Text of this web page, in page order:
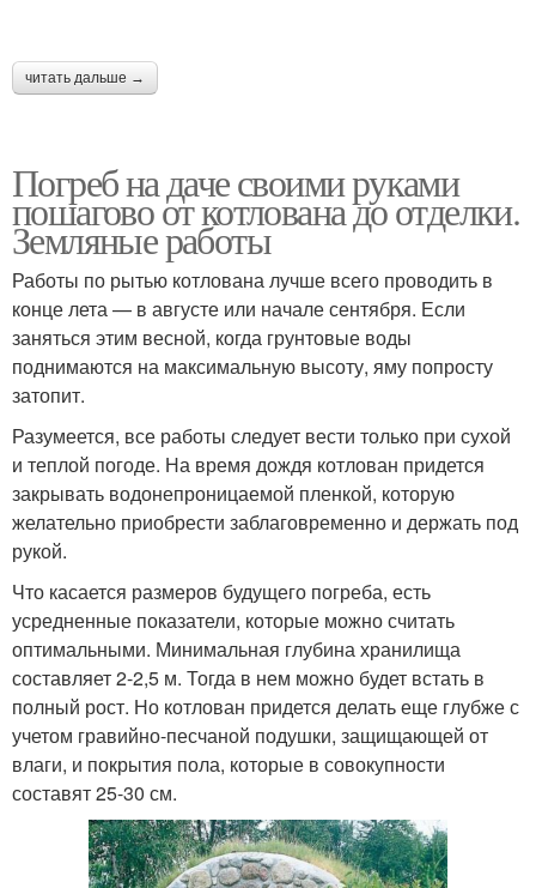
читать дальше →
Погреб на даче своими руками
пошагово от котлована до отделки.
Земляные работы
Работы по рытью котлована лучше всего проводить в
конце лета — в августе или начале сентября. Если
заняться этим весной, когда грунтовые воды
поднимаются на максимальную высоту, яму попросту
затопит.
Разумеется, все работы следует вести только при сухой
и теплой погоде. На время дождя котлован придется
закрывать водонепроницаемой пленкой, которую
желательно приобрести заблаговременно и держать под
рукой.
Что касается размеров будущего погреба, есть
усредненные показатели, которые можно считать
оптимальными. Минимальная глубина хранилища
составляет 2-2,5 м. Тогда в нем можно будет встать в
полный рост. Но котлован придется делать еще глубже с
учетом гравийно-песчаной подушки, защищающей от
влаги, и покрытия пола, которые в совокупности
составят 25-30 см.